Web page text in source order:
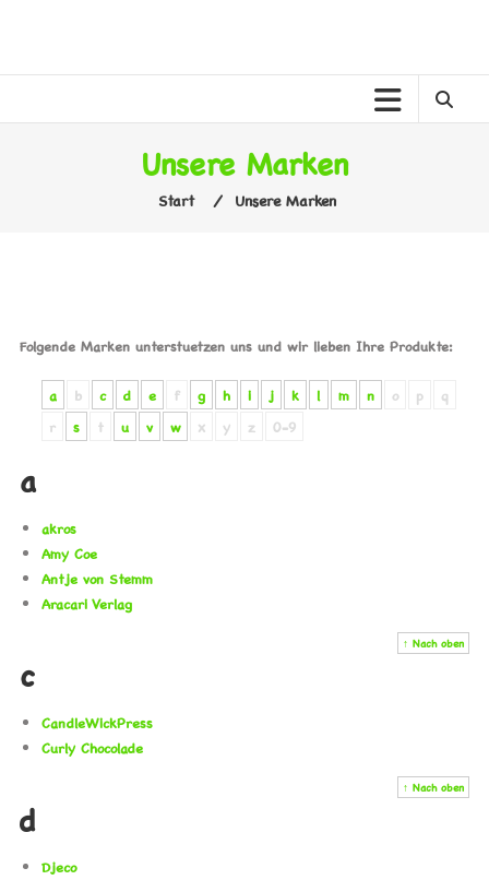
Unsere Marken
Start ⁄ Unsere Marken
Folgende Marken unterstuetzen uns und wir lieben Ihre Produkte:
a b c d e f g h i j k l m n o p
q
r
s t u v w x y z 0-9
a
akros
Amy Coe
Antje von Stemm
Aracari Verlag
↑ Nach oben
c
CandleWickPress
Curly Chocolade
↑ Nach oben
d
Djeco